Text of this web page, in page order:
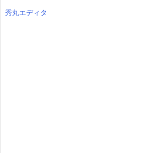
秀丸エディタ